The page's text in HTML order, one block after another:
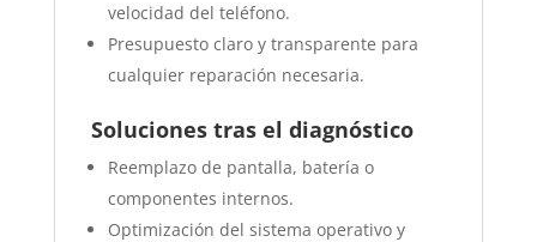
velocidad del teléfono.
Presupuesto claro y transparente para
cualquier reparación necesaria.
Soluciones tras el diagnóstico
Reemplazo de pantalla, batería o
componentes internos.
Optimización del sistema operativo y